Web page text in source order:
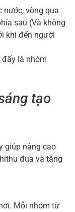
nước, vòng qua
sau (Và không
khi đến người
là nhóm
tạo
giúp nâng cao
đua và tăng
Mỗi nhóm từ